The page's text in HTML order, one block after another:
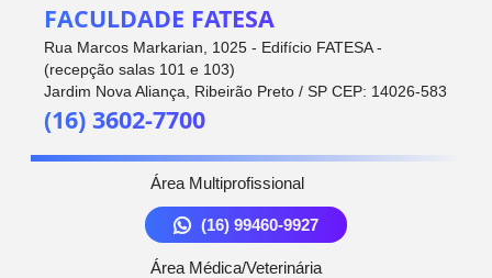
FACULDADE FATESA
Rua Marcos Markarian, 1025 - Edifício FATESA -
(recepção salas 101 e 103)
Jardim Nova Aliança, Ribeirão Preto / SP CEP: 14026-583
(16) 3602-7700
Área Multiprofissional
(16) 99460-9927
Área Médica/Veterinária